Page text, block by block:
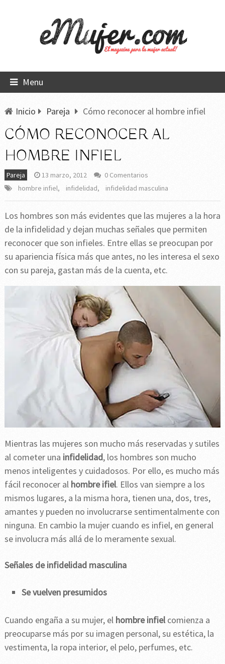
Menu
Inicio Pareja Cómo reconocer al hombre infiel
CÓMO RECONOCER AL
HOMBRE INFIEL
Pareja 13 marzo, 2012
0 Comentarios
hombre infiel, infidelidad, infidelidad masculina
Los hombres son más evidentes que las mujeres a la hora
de la infidelidad y dejan muchas señales que permiten
reconocer que son infieles. Entre ellas se preocupan por
su apariencia física más que antes, no les interesa el sexo
con su pareja, gastan más de la cuenta, etc.
Mientras las mujeres son mucho más reservadas y sutiles
al cometer una infidelidad, los hombres son mucho
menos inteligentes y cuidadosos. Por ello, es mucho más
fácil reconocer alhombre ifiel. Ellos van siempre a los
mismos lugares, a la misma hora, tienen una, dos, tres,
amantes y pueden no involucrarse sentimentalmente con
ninguna. En cambio la mujer cuando es infiel, en general
se involucra más allá de lo meramente sexual.
Señales de infidelidad masculina
Se vuelven presumidos
Cuando engaña a su mujer, el hombre infielcomienza a
preocuparse más por su imagen personal, su estética, la
vestimenta, la ropa interior, el pelo, perfumes, etc.